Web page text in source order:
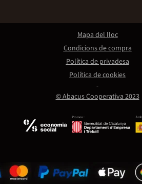
Promou:
© Abacus Cooperativa 2023
Mapa del lloc
Condicions de compra
Política de privadesa
Política de cookies